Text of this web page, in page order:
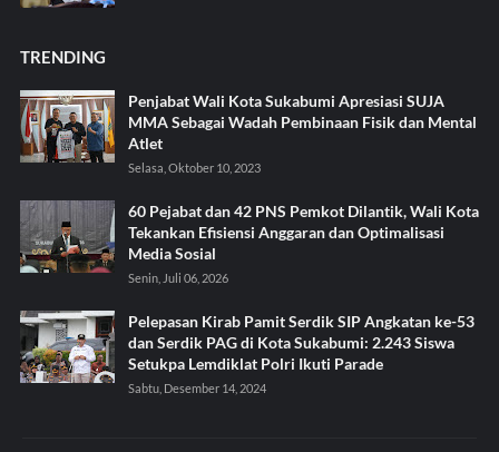
TRENDING
Penjabat Wali Kota Sukabumi Apresiasi SUJA
MMA Sebagai Wadah Pembinaan Fisik dan Mental
Atlet
Selasa, Oktober 10, 2023
60 Pejabat dan 42 PNS Pemkot Dilantik, Wali Kota
Tekankan Efisiensi Anggaran dan Optimalisasi
Media Sosial
Senin, Juli 06, 2026
Pelepasan Kirab Pamit Serdik SIP Angkatan ke-53
dan Serdik PAG di Kota Sukabumi: 2.243 Siswa
Setukpa Lemdiklat Polri Ikuti Parade
Sabtu, Desember 14, 2024